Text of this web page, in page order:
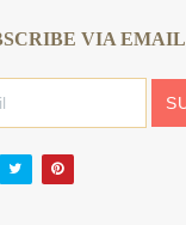
VIA EMAIL